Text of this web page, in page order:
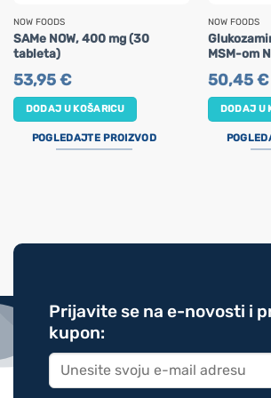
NOW FOODS
SAMe NOW, 400 mg (30
tableta)
53,95€
DODAJ U KOŠARICU
POGLEDAJTE PROIZVOD
NOW FOODS
MSM-om
50,45€
DODAJ U
Prijavite se na e-novosti i
kupon: